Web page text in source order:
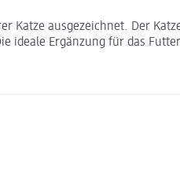
Katze ausgezeichnet. Der
ideale Ergänzung für das